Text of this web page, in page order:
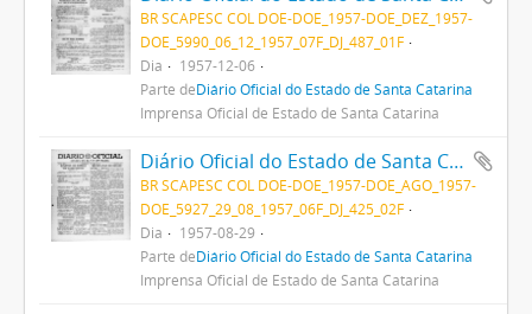
BR SCAPESC COL DOE-DOE_1957-DOE_DEZ_1957-
DOE_5990_06_12_1957_07F_DJ_487_01F
Dia
1957-12-06
Parte deDiário Oficial do Estado de Santa Catarina
Imprensa Oficial de Estado de Santa Catarina
Diário Oficial do Estado de Santa Catarina. Ano 24. Nº 5927 de 29/08/1957
BR SCAPESC COL DOE-DOE_1957-DOE_AGO_1957-
DOE_5927_29_08_1957_06F_DJ_425_02F
Dia
1957-08-29
Parte deDiário Oficial do Estado de Santa Catarina
Imprensa Oficial de Estado de Santa Catarina